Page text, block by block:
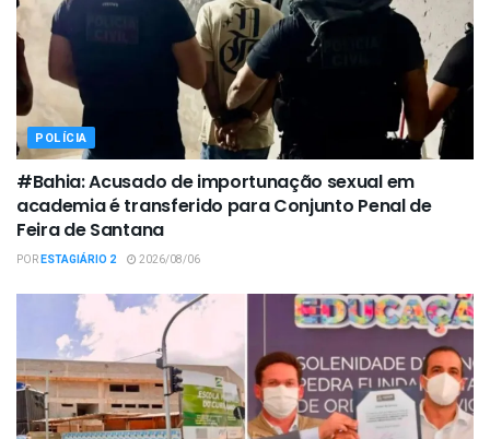
POLÍCIA
#Bahia: Acusado de importunação sexual em
academia é transferido para Conjunto Penal de
Feira de Santana
PORESTAGIÁRIO 2 2026/08/06